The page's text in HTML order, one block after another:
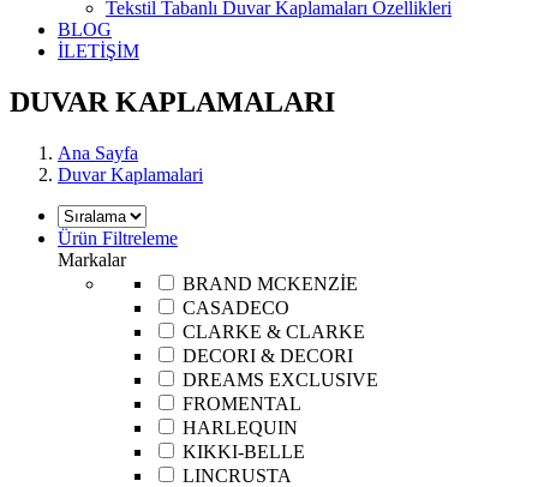
Tekstil Tabanlı Duvar Kaplamaları Özellikleri
BLOG
İLETİŞİM
DUVAR KAPLAMALARI
Ana Sayfa
Duvar Kaplamalari
Ürün Filtreleme
Markalar
BRAND MCKENZİE
CASADECO
CLARKE & CLARKE
DECORI & DECORI
DREAMS EXCLUSIVE
FROMENTAL
HARLEQUIN
KIKKI-BELLE
LINCRUSTA